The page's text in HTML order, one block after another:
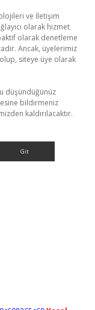
ve İletişim
olarak hizmet
olarak denetleme
Ancak, üyelerimiz
siteye üye olarak
düşündüğünüz
bildirmeniz
kaldırılacaktır.